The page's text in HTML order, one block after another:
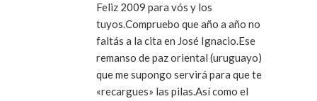
Feliz 2009 para vós y los
tuyos.Compruebo que año a año no
faltás a la cita en José Ignacio.Ese
remanso de paz oriental (uruguayo)
que me supongo servirá para que te
«recargues» las pilas.Así como el